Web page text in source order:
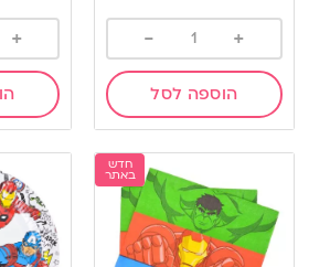
+
-
הוספה לסל
+
חדש
באתר